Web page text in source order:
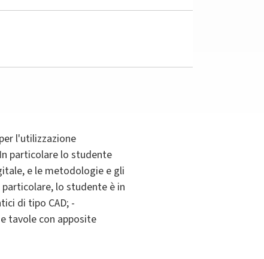
l'utilizzazione
particolare lo studente
e le metodologie e gli
lo studente è in
di tipo CAD; -
tavole con apposite